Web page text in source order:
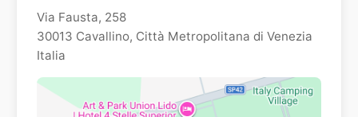
Via Fausta, 258
30013 Cavallino, Città Metropolitana di Venezia
Italia